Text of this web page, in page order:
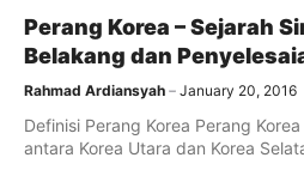
Perang Korea – Sejarah
Belakang dan
Rahmad Ardiansyah January 20, 2016
Definisi Perang Korea Perang
antara Korea Utara dan Korea